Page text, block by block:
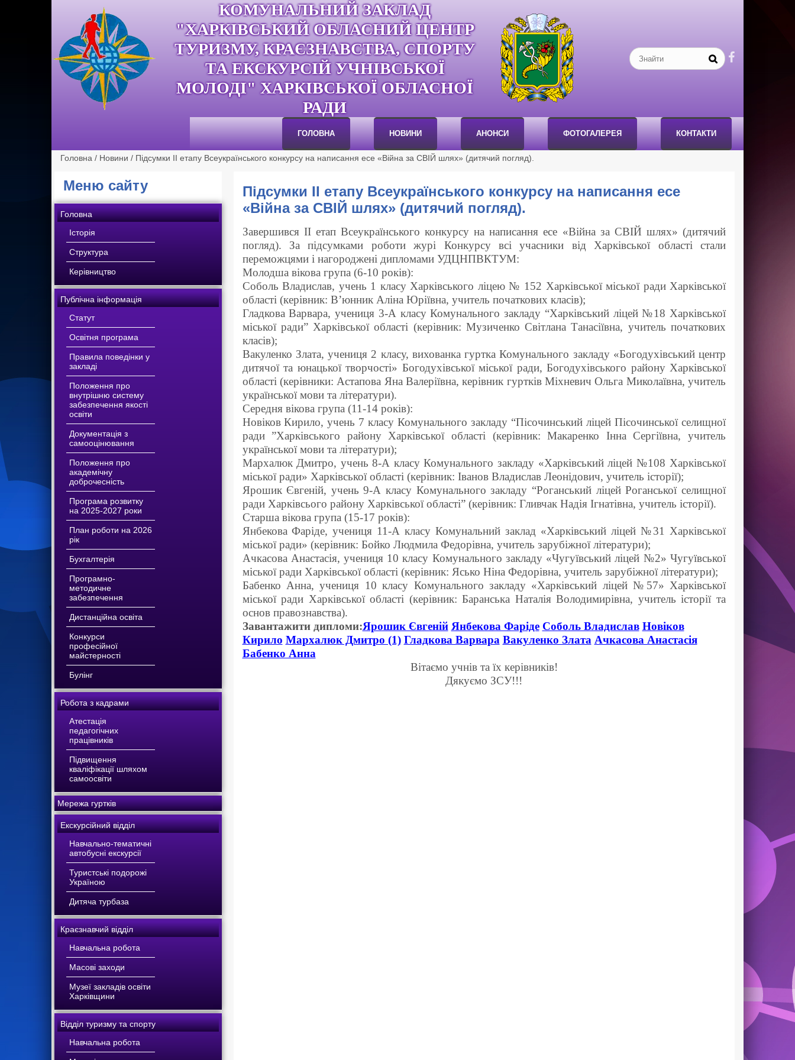
КОМУНАЛЬНИЙ ЗАКЛАД
"ХАРКІВСЬКИЙ ОБЛАСНИЙ ЦЕНТР
ТУРИЗМУ, КРАЄЗНАВСТВА, СПОРТУ
ТА ЕКСКУРСІЙ УЧНІВСЬКОЇ
МОЛОДІ" ХАРКІВСЬКОЇ ОБЛАСНОЇ
РАДИ

ГОЛОВНА НОВИНИ АНОНСИ ФОТОГАЛЕРЕЯ КОНТАКТИ
Головна / Новини / Підсумки ІІ етапу Всеукраїнського конкурсу на написання есе «Війна за СВІЙ шлях» (дитячий погляд).
Меню сайту
Головна
Історія
Структура
Керівництво
Публічна інформація
Статут
Освітня програма
Правила поведінки у
закладі
Положення про
внутрішню систему
забезпечення якості
освіти
Документація з
самооцінювання
Положення про
академічну
доброчесність
Програма розвитку
на 2025-2027 роки
План роботи на 2026
рік
Бухгалтерія
Програмно-
методичне
забезпечення
Дистанційна освіта
Конкурси
професійної
майстерності
Булінг
Робота з кадрами
Атестація
педагогічних
працівників
Підвищення
кваліфікації шляхом
самоосвіти
Мережа гуртків
Екскурсійний відділ
Навчально-тематичні
автобусні екскурсії
Туристські подорожі
Україною
Дитяча турбаза
Краєзнавчий відділ
Навчальна робота
Масові заходи
Музеї закладів освіти
Харківщини
Відділ туризму та спорту
Навчальна робота
Підсумки ІІ етапу Всеукраїнського конкурсу на написання есе
«Війна за СВІЙ шлях» (дитячий погляд).
Завершився ІІ етап Всеукраїнського конкурсу на написання есе «Війна за СВІЙ шлях» (дитячий
погляд). За підсумками роботи журі Конкурсу всі учасники від Харківської області стали
переможцями і нагороджені дипломами УДЦНПВКТУМ:
Молодша вікова група (6-10 років):
Соболь Владислав, учень 1 класу Харківського ліцею № 152 Харківської міської ради Харківської
області (керівник: В’юнник Аліна Юріївна, учитель початкових класів);
Гладкова Варвара, учениця 3-А класу Комунального закладу “Харківський ліцей №18 Харківської
міської ради” Харківської області (керівник: Музиченко Світлана Танасіївна, учитель початкових
класів);
Вакуленко Злата, учениця 2 класу, вихованка гуртка Комунального закладу «Богодухівський центр
дитячої та юнацької творчості» Богодухівської міської ради, Богодухівського району Харківської
області (керівники: Астапова Яна Валеріївна, керівник гуртків Міхневич Ольга Миколаївна, учитель
української мови та літератури).
Середня вікова група (11-14 років):
Новіков Кирило, учень 7 класу Комунального закладу “Пісочинський ліцей Пісочинської селищної
ради ”Харківського району Харківської області (керівник: Макаренко Інна Сергіївна, учитель
української мови та літератури);
Мархалюк Дмитро, учень 8-А класу Комунального закладу «Харківський ліцей №108 Харківської
міської ради» Харківської області (керівник: Іванов Владислав Леонідович, учитель історії);
Ярошик Євгеній, учень 9-А класу Комунального закладу “Роганський ліцей Роганської селищної
ради Харківсього району Харківської області” (керівник: Гливчак Надія Ігнатівна, учитель історії).
Старша вікова група (15-17 років):
Янбекова Фаріде, учениця 11-А класу Комунальний заклад «Харківський ліцей №31 Харківської
міської ради» (керівник: Бойко Людмила Федорівна, учитель зарубіжної літератури);
Ачкасова Анастасія, учениця 10 класу Комунального закладу «Чугуївський ліцей №2» Чугуївської
міської ради Харківської області (керівник: Ясько Ніна Федорівна, учитель зарубіжної літератури);
Бабенко Анна, учениця 10 класу Комунального закладу «Харківський ліцей №57» Харківської
міської ради Харківської області (керівник: Баранська Наталія Володимирівна, учитель історії та
основ правознавства).
Завантажити дипломи:Ярошик Євгеній Янбекова Фаріде Соболь Владислав Новіков
Кирило Мархалюк Дмитро (1) Гладкова Варвара Вакуленко Злата Ачкасова Анастасія
Бабенко Анна
Вітаємо учнів та їх керівників!
Дякуємо ЗСУ!!!